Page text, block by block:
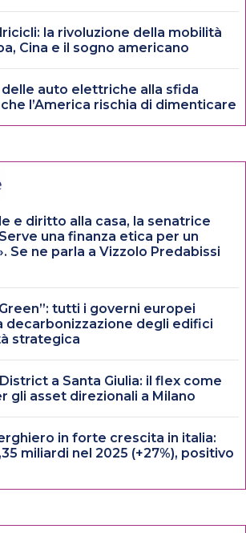
la rivoluzione della mobilità
Cina e il sogno americano
delle auto elettriche alla sfida
l’America rischia di dimenticare
e diritto alla casa, la senatrice
una finanza etica per un
Se ne parla a Vizzolo Predabissi
tutti i governi europei
decarbonizzazione degli edifici
strategica
a Santa Giulia: il flex come
gli asset direzionali a Milano
in forte crescita in italia:
miliardi nel 2025 (+27%), positivo